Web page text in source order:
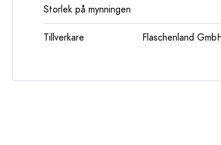
Storlek på mynningen
Tillverkare
Flaschenland